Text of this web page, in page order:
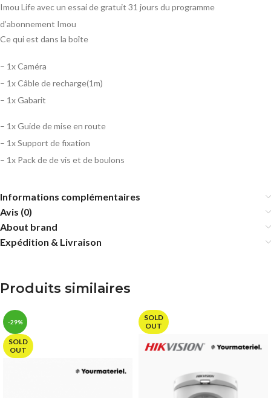
Imou Life avec un essai de gratuit 31 jours du programme
d’abonnement Imou
Ce qui est dans la boîte
– 1x Caméra
– 1x Câble de recharge(1m)
– 1x Gabarit
– 1x Guide de mise en route
– 1x Support de fixation
– 1x Pack de de vis et de boulons
Informations complémentaires
Avis (0)
About brand
Expédition & Livraison
Produits similaires
-29%
SOLD
OUT
SOLD
OUT